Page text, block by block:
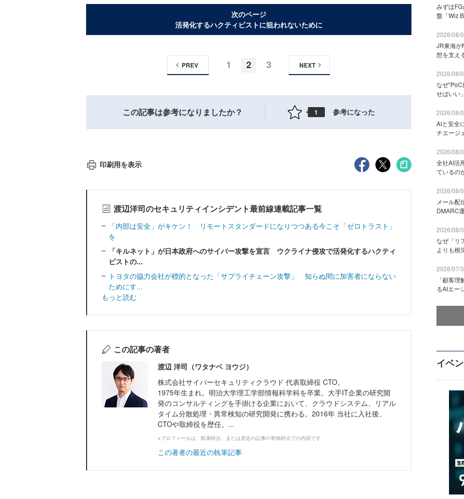
次のページ
活発化するハクティビストに狙われないために
1 2 3
PREV NEXT
この記事は参考になりましたか？ 1 参考になった
印刷用を表示
渡辺洋司のセキュリティインシデント最前線連載記事一覧
「内部は安全」がキケン！ リモートスタンダードになりつつある今こそ「ゼロトラスト」
を
「キルネット」が日本政府へのサイバー攻撃を宣言 ウクライナ侵攻で活発化するハクティ
ビストの...
トヨタの協力会社が標的となった「サプライチェーン攻撃」 知らぬ間に加害者にならない
ためにす...
もっと読む
この記事の著者
渡辺 洋司（ワタナベ ヨウジ）
株式会社サイバーセキュリティクラウド 代表取締役 CTO。
1975年生まれ。明治大学理工学部情報科学科を卒業。大手IT企業の研究開
発のコンサルティングを手掛ける企業において、クラウドシステム、リアル
タイム分散処理・異常検知の研究開発に携わる。2016年 当社に入社後、
CTOや取締役を歴任。...
※プロフィールは、執筆時点、または直近の記事の寄稿時点での内容です
この著者の最近の執筆記事
みずほ
盤「Wiz
2026/08/
JR東海
想を支え
2026/08/
なぜ
せばいい
2026/08/
AIと安全
チエージ
2026/08/
全社AI活
ているの
2026/08/
メール配
DMARC
2026/08/
なぜ「リ
よりも根
2026/07/
「顧客
るAIエー
イベ